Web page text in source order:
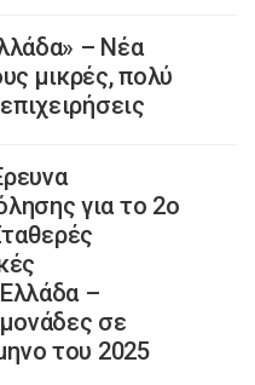
– Νέα
μικρές, πολύ
για το 2ο
–
σε
του 2025